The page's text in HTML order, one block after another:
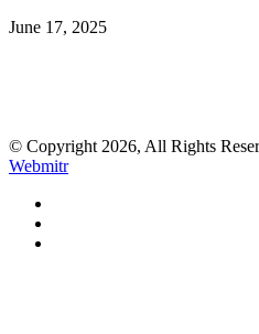
June 17, 2025
© Copyright 2026, All Rights
Webmitr